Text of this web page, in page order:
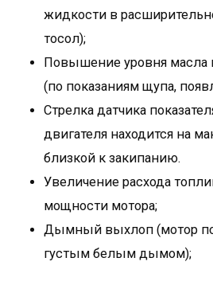
жидкости в
тосол);
Повышение уровня масла
(по показаниям щупа,
Стрелка датчика
двигателя находится на
близкой к закипанию.
Увеличение расхода
мощности мотора;
Дымный выхлоп (мотор
густым белым дымом);